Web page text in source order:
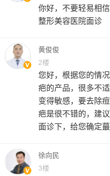
你好，不要轻易相
整形美容医院面诊
黄俊俊
2楼
您好，根据您的情
疤的产品，很多不
变得敏感，要去除
疤是很不错的，建
面诊下，给您确定
徐向民
3楼